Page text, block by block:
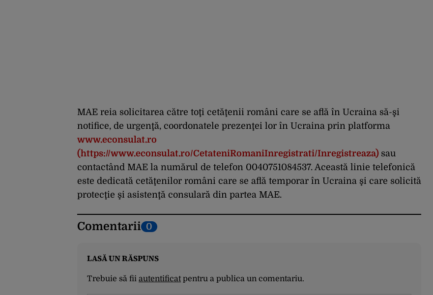
MAE reia solicitarea către toţi cetăţenii români care se află în Ucraina să-şi
notifice, de urgenţă, coordonatele prezenţei lor în Ucraina prin platforma
www.econsulat.ro
(https://www.econsulat.ro/CetateniRomaniInregistrati/Inregistreaza) sau
contactând MAE la numărul de telefon 0040751084537. Această linie telefonică
este dedicată cetăţenilor români care se află temporar în Ucraina şi care solicită
protecţie şi asistenţă consulară din partea MAE.
Comentarii 0
LASĂ UN RĂSPUNS
Trebuie să fii autentificatpentru a publica un comentariu.